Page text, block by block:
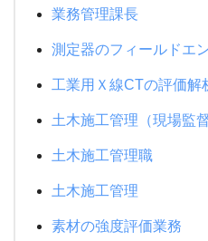
業務管理課長
測定器のフィールドエ
工業用Ｘ線CTの評価解
土木施工管理（現場監督
土木施工管理職
土木施工管理
素材の強度評価業務